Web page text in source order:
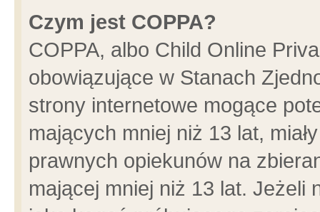
Czym jest COPPA?
COPPA, albo Child Online
obowiązujące w Stanach
strony internetowe mogące
mających mniej niż 13 lat,
prawnych opiekunów na
mającej mniej niż 13 lat. Jeżeli